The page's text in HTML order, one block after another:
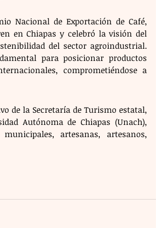
Nacional de Exportación de Café,
en Chiapas y celebró la visión del
del sector agroindustrial.
para posicionar productos
comprometiéndose a
de la Secretaría de Turismo estatal,
Autónoma de Chiapas (Unach),
artesanas, artesanos,